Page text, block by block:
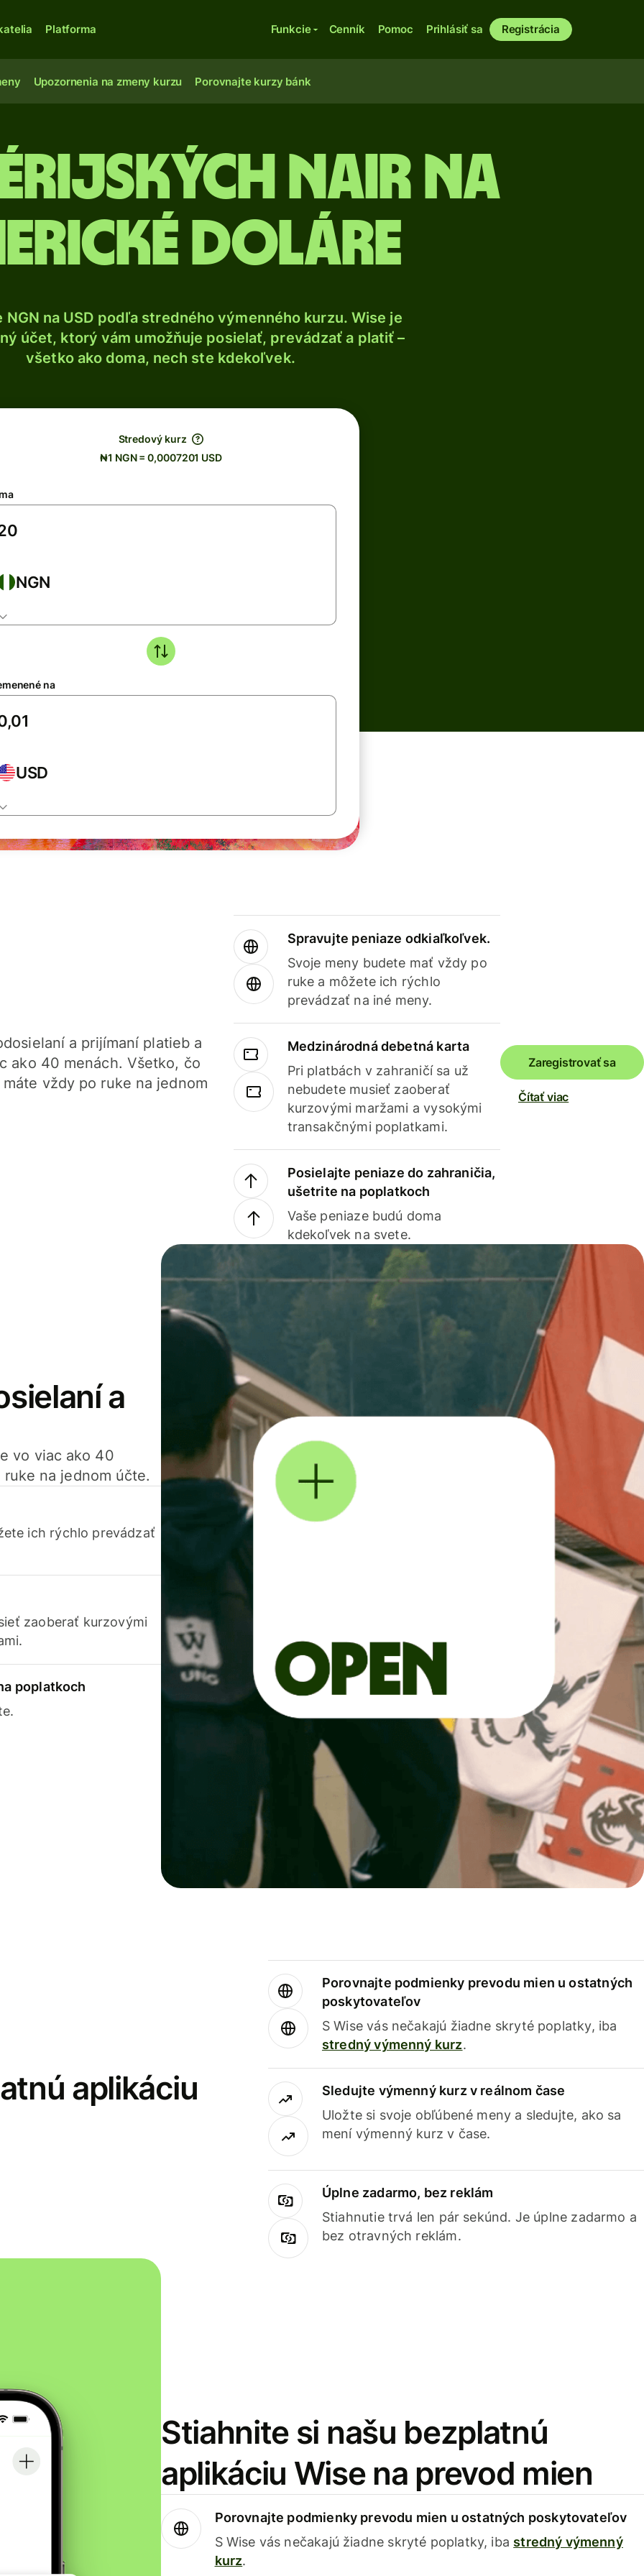
Platforma Funkcie Cenník Pomoc Prihlásiť sa Registrácia
Upozornenia na zmeny kurzu Porovnajte kurzy bánk
nair na
doláre
NGN na USD podľa stredného výmenného kurzu. Wise je
účet, ktorý vám umožňuje posielať, prevádzať a platiť –
všetko ako doma, nech ste kdekoľvek.
Stredový kurz
₦1 NGN = 0,0007201 USD
NGN
na
USD
a prijímaní platieb a
ako 40 menách. Všetko, čo
vždy po ruke na jednom
Spravujte peniaze odkiaľkoľvek.
Svoje meny budete mať vždy po
ruke a môžete ich rýchlo
prevádzať na iné meny.
Medzinárodná debetná karta
Pri platbách v zahraničí sa už
nebudete musieť zaoberať
kurzovými maržami a vysokými
transakčnými poplatkami.
Posielajte peniaze do zahraničia,
ušetrite na poplatkoch
Vaše peniaze budú doma
kdekoľvek na svete.
Zaregistrovať sa
Čítať viac
a
vo viac ako 40
na jednom účte.
ich rýchlo prevádzať
zaoberať kurzovými
poplatkoch
aplikáciu
Porovnajte podmienky prevodu mien u ostatných
poskytovateľov
S Wise vás nečakajú žiadne skryté poplatky, iba
stredný výmenný kurz.
Sledujte výmenný kurz v reálnom čase
Uložte si svoje obľúbené meny a sledujte, ako sa
mení výmenný kurz v čase.
Úplne zadarmo, bez reklám
Stiahnutie trvá len pár sekúnd. Je úplne zadarmo a
bez otravných reklám.
Stiahnite si našu bezplatnú
aplikáciu Wise na prevod mien
Porovnajte podmienky prevodu mien u ostatných poskytovateľov
S Wise vás nečakajú žiadne skryté poplatky, iba stredný výmenný
kurz.